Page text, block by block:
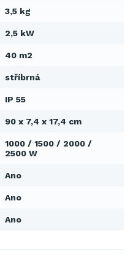
3,5 kg
2,5 kW
40 m2
stříbrná
IP 55
90 x 7,4 x 17,4 cm
1000 / 1500 / 2000 /
2500 W
Ano
Ano
Ano